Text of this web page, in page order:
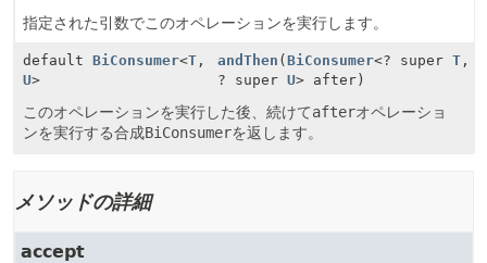
指定された引数でこのオペレーションを実行します。
default BiConsumer<T ,
U>
andThen (BiConsumer<? superT ,
? superU> after)
このオペレーションを実行した後、続けてafterオペレーショ
ンを実行する合成BiConsumerを返します。
メソッドの詳細
accept